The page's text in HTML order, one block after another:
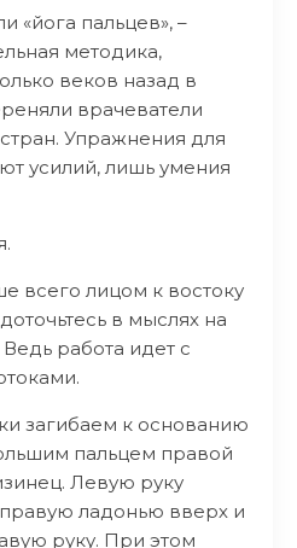
«йога пальцев», –
методика,
веков назад в
врачеватели
Упражнения для
усилий, лишь умения
всего лицом к востоку
в мыслях на
работа идет с
загибаем к основанию
пальцем правой
Левую руку
ладонью вверх и
руку. При этом